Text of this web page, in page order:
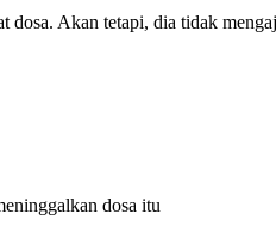
Akan tetapi, dia tidak
dosa itu